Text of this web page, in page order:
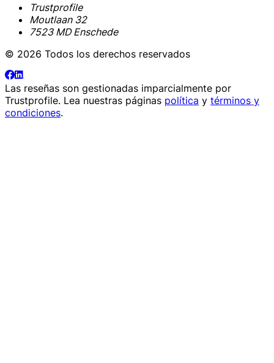
Trustprofile
Moutlaan 32
7523 MD Enschede
© 2026 Todos los derechos reservados
Las reseñas son gestionadas imparcialmente por
Trustprofile. Lea nuestras páginas política y términos y
condiciones.